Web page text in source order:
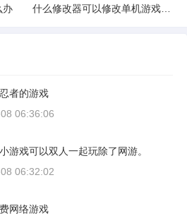
办
者的游戏
06:36:06
游戏可以双人一起玩除了网游。
06:32:02
网络游戏